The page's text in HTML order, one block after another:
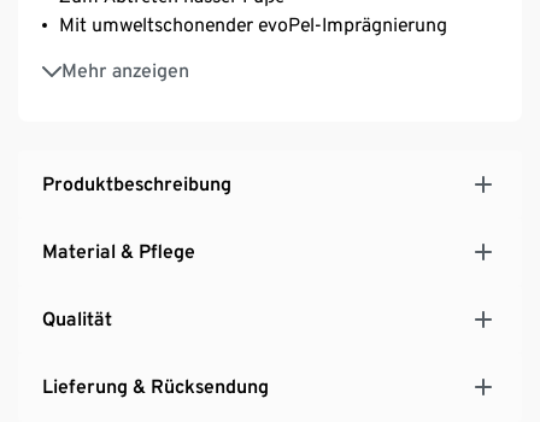
Mit umweltschonender evoPel-Imprägnierung
Mehr anzeigen
Mit umlaufenden Reißverschluss
Inside-out-Tasche – wendbar durch Wende-
Produktbeschreibung
Material & Pflege
Qualität
Lieferung & Rücksendung